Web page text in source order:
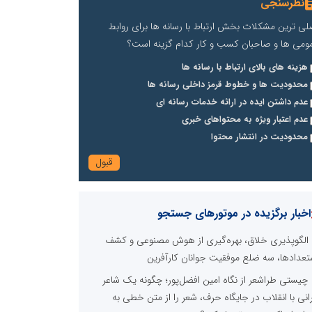
ترین مشکلات بخش ارتباط با رسانه ها برای روابط
ها و صاحبان کسب و کار کدام گزینه است؟
هزینه های بالای ارتباط با رسانه ها
محدودیت ها و خطوط قرمز داخلی رسانه ها
عدم داشتن ایده در ارائه خدمات رسانه ای
عدم اعتبار ویژه به محتواهای خبری
محدودیت در انتشار محتوا
اخبار برگزیده در موتورهای جستجو
الگوپذیری خلاق، بهره‌گیری از هوش مصنوعی و کشف
سه ضلع موفقیت جوانان کارآفرین
چیستی طراشعر از نگاه امین افضل‌پور؛ چگونه یک شاعر
با انقلاب در جایگاه حرف، شعر را از متن خطی به